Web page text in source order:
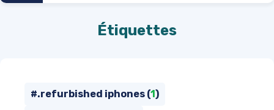
Étiquettes
#.refurbished iphones (1)